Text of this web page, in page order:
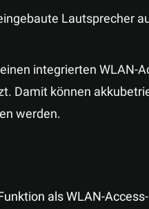
Lautsprecher
integrierten WLAN-
Damit können
werden.
als WLAN-